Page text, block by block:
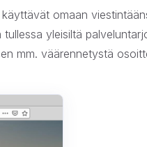
omaan
yleisiltä
mm. väärennetystä